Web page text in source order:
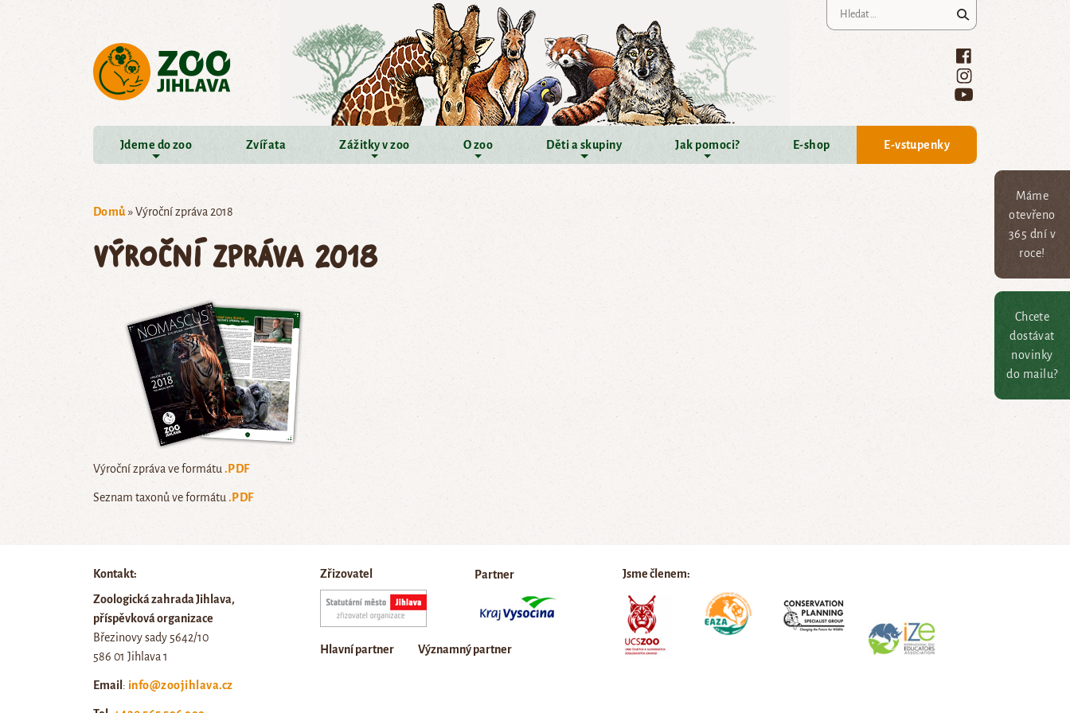
Máme
otevřeno
365 dní v
roce!
Chcete
dostávat
novinky
do mailu?
Jdeme do zoo Zvířata Zážitky v zoo O zoo Děti a skupiny Jak pomoci? E-shop E-vstupenky
Domů »Výroční zpráva 2018
Výroční zpráva 2018
Výroční zpráva ve formátu .PDF
Seznam taxonů ve formátu .PDF
Kontakt:
Zoologická zahrada Jihlava,
příspěvková organizace
Březinovy sady 5642/10
586 01 Jihlava 1
Email : info@zoojihlava.cz
Zřizovatel Partner
Hlavní partner Významný partner
Jsme členem: